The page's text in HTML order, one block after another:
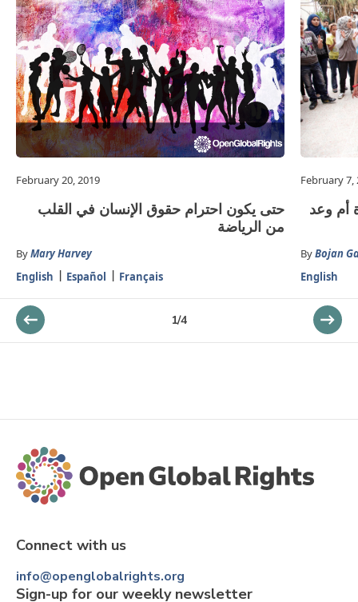
February 20, 2019
حتى يكون احترام حقوق الإنسان في القلب
من الرياضة
ByMary Harvey
English
Español Français
February 7,
أم وعد
ByBojan
English
1/4
Connect with us
info@openglobalrights.org
Sign-up for our weekly newsletter